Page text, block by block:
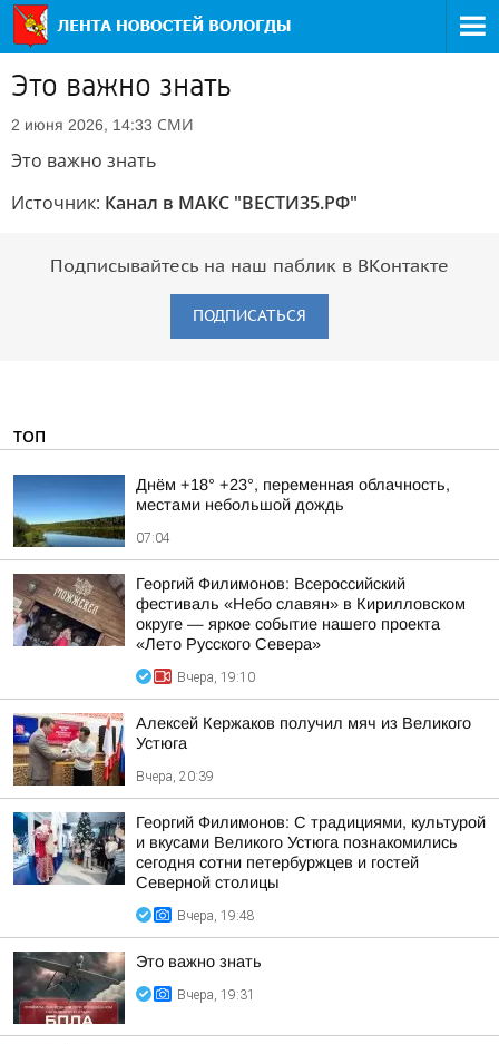
Это важно знать
2 июня 2026, 14:33 СМИ
Это важно знать
Источник: Канал в МАКС "ВЕСТИ35.РФ"
Подписывайтесь на наш паблик в ВКонтакте
ПОДПИСАТЬСЯ
ТОП
Днём +18° +23°, переменная облачность,
местами небольшой дождь
07:04
Георгий Филимонов: Всероссийский
фестиваль «Небо славян» в Кирилловском
округе — яркое событие нашего проекта
«Лето Русского Севера»
Вчера, 19:10
Алексей Кержаков получил мяч из Великого
Устюга
Вчера, 20:39
Георгий Филимонов: С традициями, культурой
и вкусами Великого Устюга познакомились
сегодня сотни петербуржцев и гостей
Северной столицы
Вчера, 19:48
Это важно знать
Вчера, 19:31